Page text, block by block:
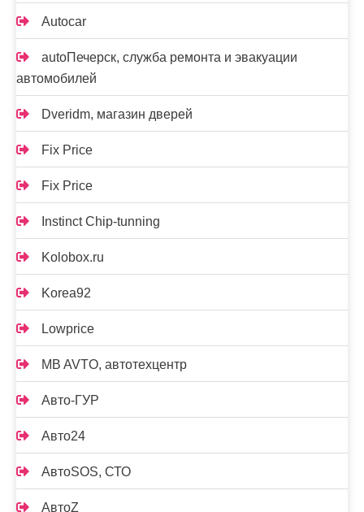
Autocar
autoПечерск, служба ремонта и эвакуации
автомобилей
Dveridm, магазин дверей
Fix Price
Fix Price
Instinct Chip-tunning
Kolobox.ru
Korea92
Lowprice
MB AVTO, автотехцентр
Авто-ГУР
Авто24
АвтоSOS, СТО
АвтоZ